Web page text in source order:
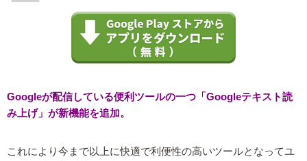
Googleが配信している便利ツールの一つ「Googleテキスト読
み上げ」が新機能を追加。
これにより今まで以上に快適で利便性の高いツールとなってユ